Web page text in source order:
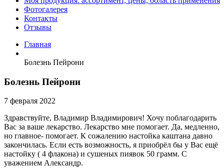
Фотогалерея
Контакты
Отзывы
Главная
Болезнь Пейрони
Болезнь Пейрони
7 февраля 2022
Здравствуйте, Владимир Владимирович! Хочу поблагодарить
Вас за ваше лекарство. Лекарство мне помогает. Да, медленно,
но главное- помогает. К сожалению настойка каштана давно
закончилась. Если есть возможность, я приобрёл бы у Вас ещё
настойку ( 4 флакона) и сушеных пиявок 50 грамм. С
уважением Александр.